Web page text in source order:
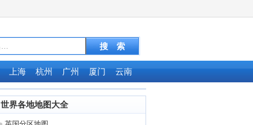
上海 杭州 广州 厦门 云南
世界各地地图大全